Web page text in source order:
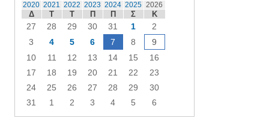
2020 2021 2022 2023 2024 2025 2026
Δ Τ Τ Π Π Σ Κ
27 28 29 30 31 1
2
3
4 5 6 7 8
9
10
11 12 13 14 15
16
17
18 19 20 21 22
23
24
25 26 27 28 29
30
31
1 2 3 4 5 6